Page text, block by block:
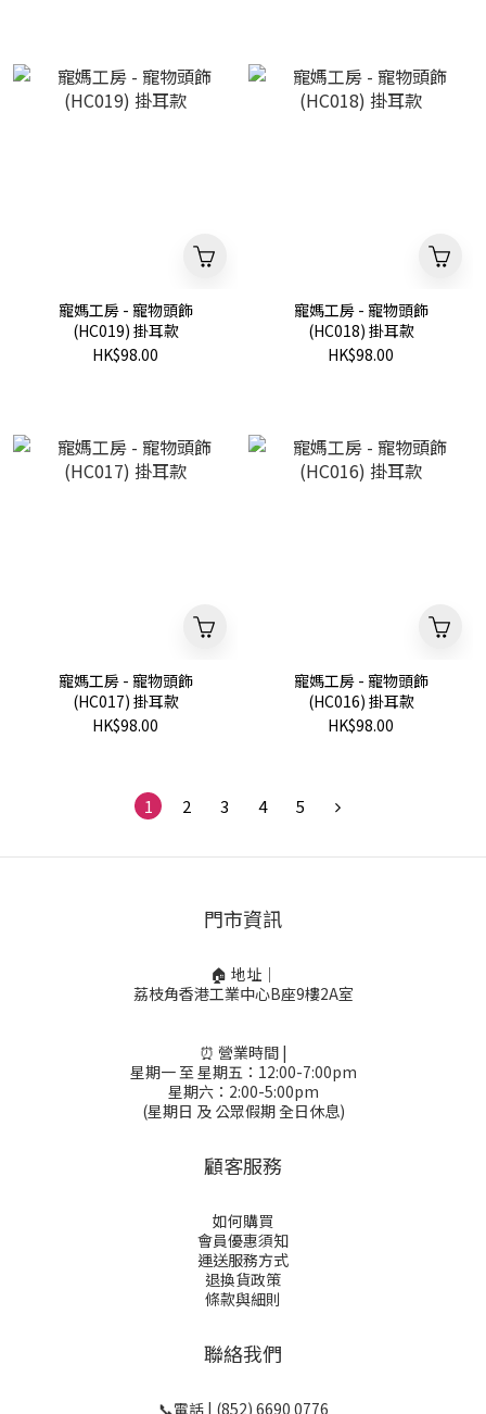
寵媽工房 - 寵物頭飾
(HC019) 掛耳款
HK$98.00
寵媽工房 - 寵物頭飾
(HC018) 掛耳款
HK$98.00
寵媽工房 - 寵物頭飾
(HC017) 掛耳款
HK$98.00
寵媽工房 - 寵物頭飾
(HC016) 掛耳款
HK$98.00
1 2 3 4 5
門市資訊
🏠 地址｜
荔枝角香港工業中心B座9樓2A室
⏰ 營業時間 |
星期一 至 星期五：12:00-7:00pm
星期六：2:00-5:00pm
(星期日 及 公眾假期 全日休息)
顧客服務
如何購買
會員優惠須知
運送服務方式
退換貨政策
條款與細則
聯絡我們
📞電話 | (852) 6690 0776